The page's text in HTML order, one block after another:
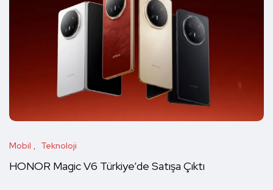
Mobil Teknoloji
HONOR Magic V6 Türkiye’de Satışa Çıktı